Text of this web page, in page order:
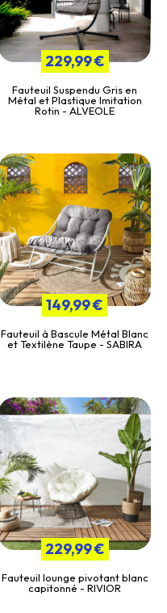
229,99 €
Fauteuil Suspendu Gris en
Métal et Plastique Imitation
Rotin - ALVEOLE
149,99 €
Fauteuil à Bascule Métal Blanc
et Textilène Taupe - SABIRA
229,99 €
Fauteuil lounge pivotant blanc
capitonné - RIVIOR